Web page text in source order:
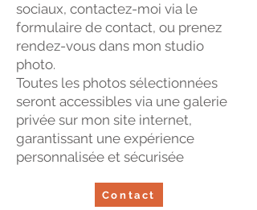
sociaux, contactez-moi via le
formulaire de contact, ou prenez
rendez-vous dans mon studio
photo.
Toutes les photos sélectionnées
seront accessibles via une galerie
privée sur mon site internet,
garantissant une expérience
personnalisée et sécurisée
Contact